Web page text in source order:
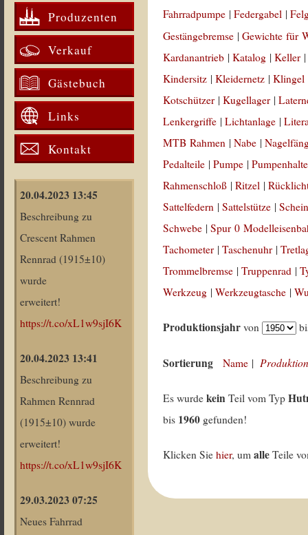
Produzenten
Verkauf
Gästebuch
Links
Kontakt
20.04.2023 13:45
Beschreibung zu
Crescent Rahmen
Rennrad (1915±10)
wurde
erweitert!
https://t.co/xL1w9sjI6K
20.04.2023 13:41
Beschreibung zu
Rahmen Rennrad
(1915±10) wurde
erweitert!
https://t.co/xL1w9sjI6K
29.03.2023 07:25
Neues Fahrrad
Fahrradpumpe |Federgabel |
Gestängebremse |Gewichte für
Kardanantrieb |Katalog |Keller
Kindersitz |Kleidernetz |Klingel
Kotschützer |Kugellager |
Lenkergriffe |Lichtanlage |
MTB Rahmen |Nabe |
Pedalteile |Pumpe |
Rahmenschloß |Ritzel |
Sattelfedern |Sattelstütze |
Schwebe |Spur 0
Tachometer |Taschenuhr |
Trommelbremse |Truppenrad |
Werkzeug |Werkzeugtasche |
Produktionsjahr von
Sortierung Name |
Es wurdekein Teil vom Typ
bis 1960 gefunden!
Klicken Siehier, umalle Teile